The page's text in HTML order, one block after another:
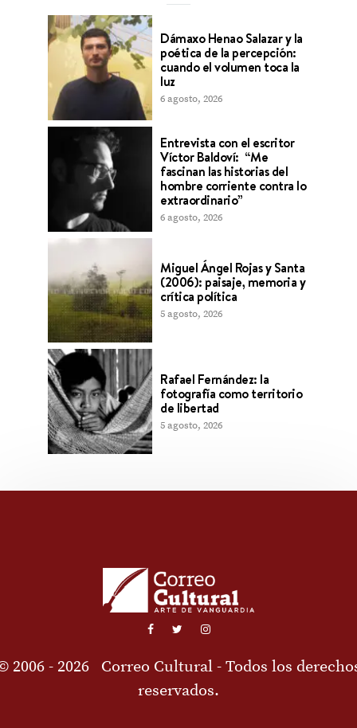
Dámaxo Henao Salazar y la
poética de la percepción:
cuando el volumen toca la
luz
6 agosto, 2026
Entrevista con el escritor
Víctor Baldoví: “Me
fascinan las historias del
hombre corriente contra lo
extraordinario”
6 agosto, 2026
Miguel Ángel Rojas y Santa
(2006): paisaje, memoria y
crítica política
5 agosto, 2026
Rafael Fernández: la
fotografía como territorio
de libertad
5 agosto, 2026
2006 - 2026 Correo Cultural - Todos los
reservados.